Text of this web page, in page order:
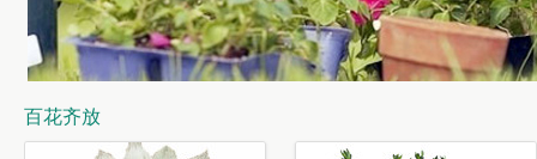
百花齐放